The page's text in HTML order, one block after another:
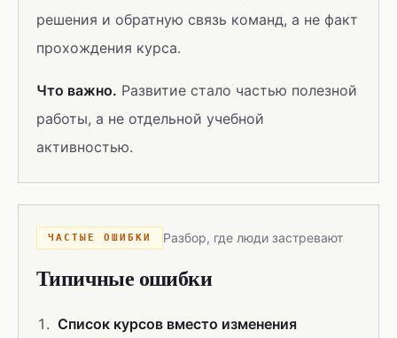
решения и обратную связь команд, а не факт
прохождения курса.
Что важно. Развитие стало частью полезной
работы, а не отдельной учебной
активностью.
ЧАСТЫЕ ОШИБКИ Разбор, где люди застревают
Типичные ошибки
Список курсов вместо изменения